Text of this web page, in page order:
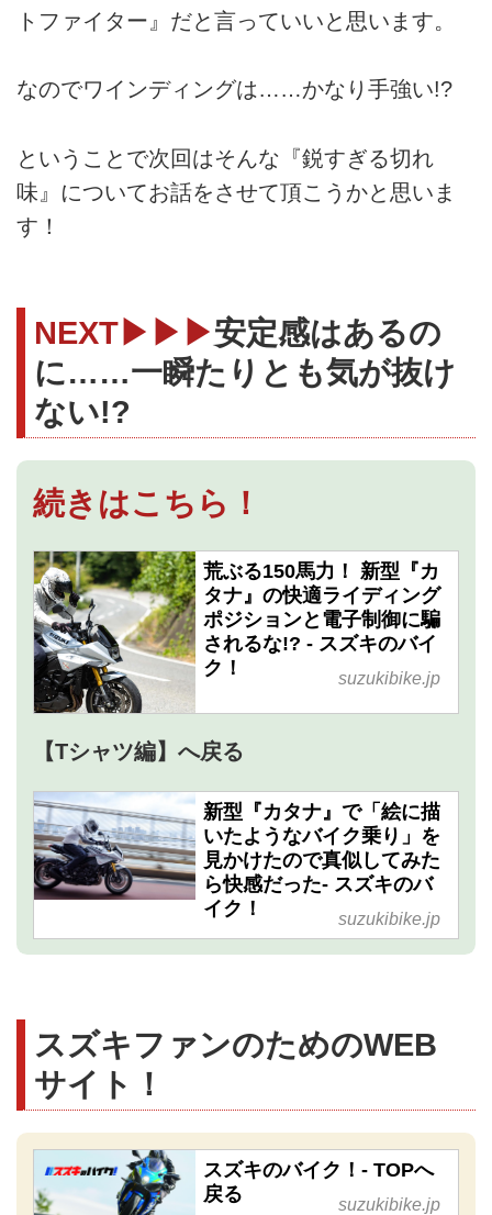
トファイター』だと言っていいと思います。
なのでワインディングは……かなり手強い!?
ということで次回はそんな『鋭すぎる切れ
味』についてお話をさせて頂こうかと思いま
す！
NEXT▶▶▶安定感はあるの
に……一瞬たりとも気が抜け
ない!?
続きはこちら！
荒ぶる150馬力！ 新型『カ
タナ』の快適ライディング
ポジションと電子制御に騙
されるな!? - スズキのバイ
ク！
suzukibike.jp
【Tシャツ編】へ戻る
新型『カタナ』で「絵に描
いたようなバイク乗り」を
見かけたので真似してみた
ら快感だった- スズキのバ
イク！
suzukibike.jp
スズキファンのためのWEB
サイト！
スズキのバイク！- TOPへ
戻る
suzukibike.jp